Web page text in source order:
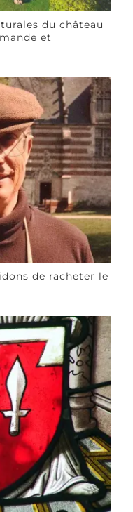
du château
et
de racheter le